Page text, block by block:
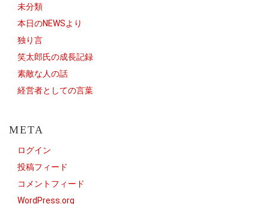
未分類
本日のNEWSより
独り言
笑太郎氏の成長記録
素敵な人の話
経営者としての言葉
META
ログイン
投稿フィード
コメントフィード
WordPress.org